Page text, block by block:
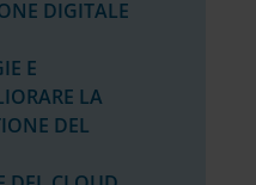
DIGITALE
E
LA
DEL